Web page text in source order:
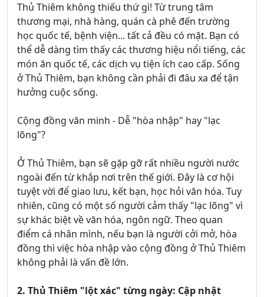
Thủ Thiêm không thiếu thứ gì! Từ trung tâm
thương mại, nhà hàng, quán cà phê đến trường
học quốc tế, bệnh viện... tất cả đều có mặt. Bạn có
thể dễ dàng tìm thấy các thương hiệu nổi tiếng, các
món ăn quốc tế, các dịch vụ tiện ích cao cấp. Sống
ở Thủ Thiêm, bạn không cần phải đi đâu xa để tận
hưởng cuộc sống.
Cộng đồng văn minh - Dễ "hòa nhập" hay "lạc
lõng"?
Ở Thủ Thiêm, bạn sẽ gặp gỡ rất nhiều người nước
ngoài đến từ khắp nơi trên thế giới. Đây là cơ hội
tuyệt vời để giao lưu, kết bạn, học hỏi văn hóa. Tuy
nhiên, cũng có một số người cảm thấy "lạc lõng" vì
sự khác biệt về văn hóa, ngôn ngữ. Theo quan
điểm cá nhân mình, nếu bạn là người cởi mở, hòa
đồng thì việc hòa nhập vào cộng đồng ở Thủ Thiêm
không phải là vấn đề lớn.
2. Thủ Thiêm "lột xác" từng ngày: Cập nhật